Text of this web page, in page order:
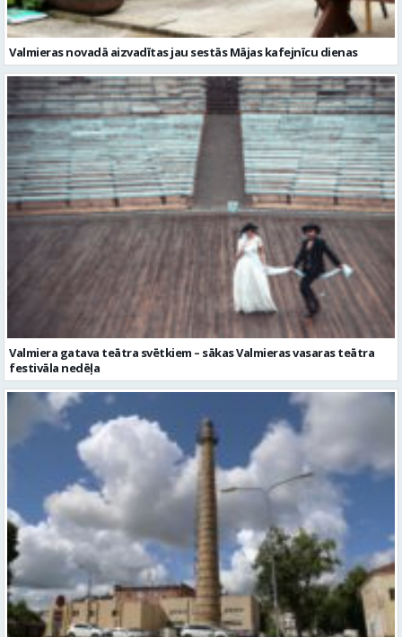
Valmieras novadā aizvadītas jau sestās Mājas kafejnīcu dienas
Valmiera gatava teātra svētkiem – sākas Valmieras vasaras teātra
festivāla nedēļa